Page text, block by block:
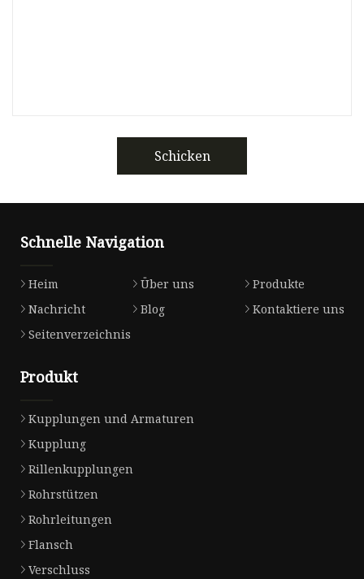
Schicken
Schnelle Navigation
Heim Über uns
Produkte
Nachricht
Blog
Kontaktiere uns
Seitenverzeichnis
Produkt
Kupplungen und Armaturen
Kupplung
Rillenkupplungen
Rohrstützen
Rohrleitungen
Flansch
Verschluss